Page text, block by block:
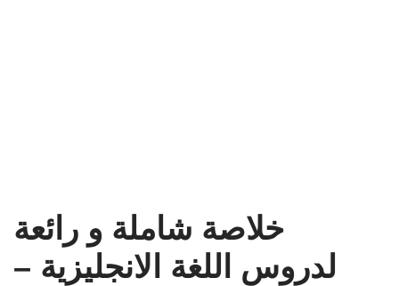
خلاصة شاملة و رائعة
لدروس اللغة الانجليزية –